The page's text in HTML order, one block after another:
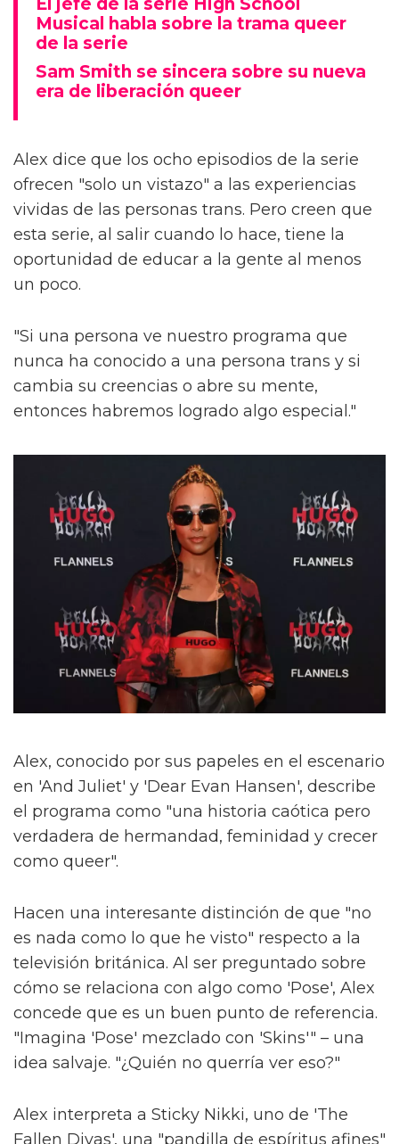
Musical habla sobre la trama queer
de la serie
Sam Smith se sincera sobre su nueva
era de liberación queer
Alex dice que los ocho episodios de la serie
ofrecen "solo un vistazo" a las experiencias
vividas de las personas trans. Pero creen que
esta serie, al salir cuando lo hace, tiene la
oportunidad de educar a la gente al menos
un poco.
"Si una persona ve nuestro programa que
nunca ha conocido a una persona trans y si
cambia su creencias o abre su mente,
entonces habremos logrado algo especial."
Alex, conocido por sus papeles en el escenario
en 'And Juliet' y 'Dear Evan Hansen', describe
el programa como "una historia caótica pero
verdadera de hermandad, feminidad y crecer
como queer".
Hacen una interesante distinción de que "no
es nada como lo que he visto" respecto a la
televisión británica. Al ser preguntado sobre
cómo se relaciona con algo como 'Pose', Alex
concede que es un buen punto de referencia.
"Imagina 'Pose' mezclado con 'Skins'" – una
idea salvaje. "¿Quién no querría ver eso?"
Alex interpreta a Sticky Nikki, uno de 'The
Fallen Divas', una "pandilla de espíritus afines"